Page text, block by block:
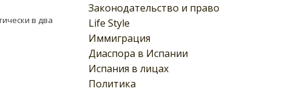
Законодательство и право
Life Style
Иммиграция
Диаспора в Испании
Испания в лицах
Политика
в два